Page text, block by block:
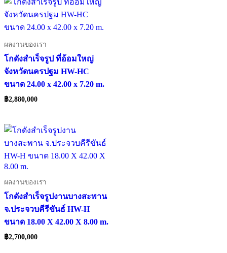
ผลงานของเรา
โกดังสำเร็จรูป ที่อ้อมใหญ่
จังหวัดนครปฐม HW-HC
ขนาด 24.00 x 42.00 x 7.20 m.
฿2,880,000
ผลงานของเรา
โกดังสำเร็จรูปงานบางสะพาน
จ.ประจวบคีรีขันธ์ HW-H
ขนาด 18.00 X 42.00 X 8.00 m.
฿2,700,000